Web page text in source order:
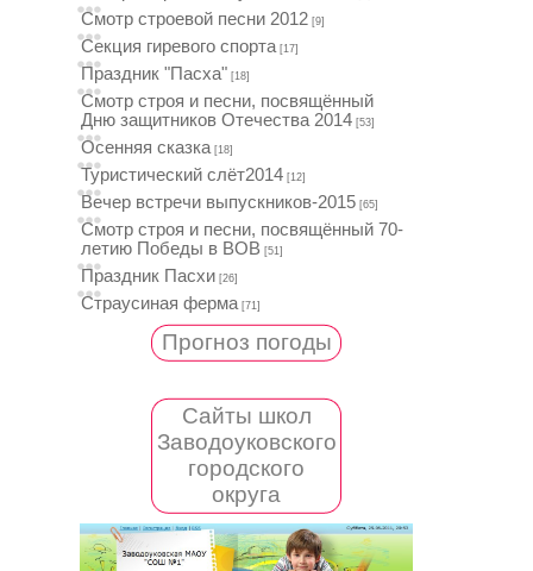
Смотр строевой песни 2012 [9]
Секция гиревого спорта [17]
Праздник "Пасха" [18]
Смотр строя и песни, посвящённый
Дню защитников Отечества 2014 [53]
Осенняя сказка [18]
Туристический слёт2014 [12]
Вечер встречи выпускников-2015 [65]
Смотр строя и песни, посвящённый 70-
летию Победы в ВОВ [51]
Праздник Пасхи [26]
Страусиная ферма [71]
Прогноз погоды
Сайты школ
Заводоуковского
городского
округа